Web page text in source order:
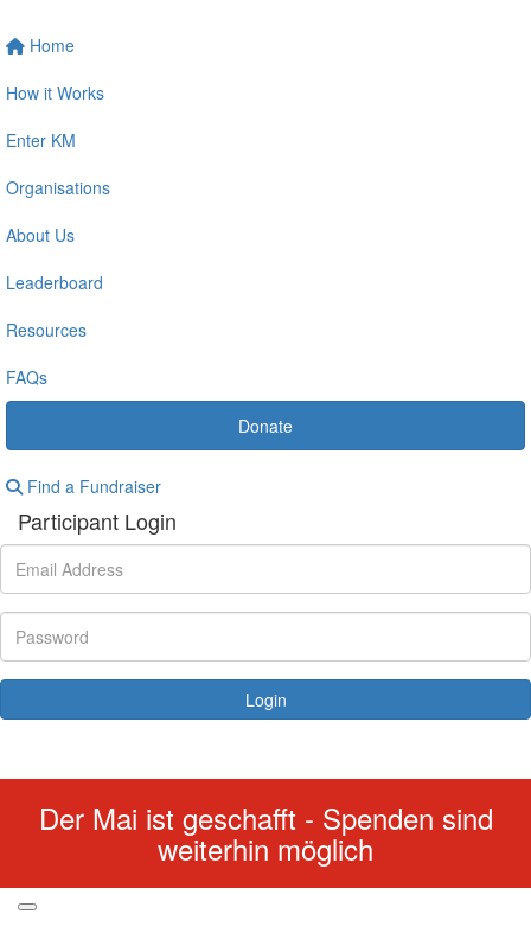
Home
How it Works
Enter KM
Organisations
About Us
Leaderboard
Resources
FAQs
Donate
Find a Fundraiser
Participant Login
Login
Der Mai ist geschafft - Spenden sind
weiterhin möglich